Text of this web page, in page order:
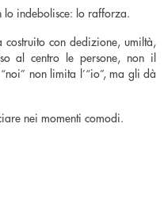
lo indebolisce: lo rafforza.
con dedizione, umiltà,
al centro le persone, non il
non limita l’“io”, ma gli dà
nei momenti comodi.